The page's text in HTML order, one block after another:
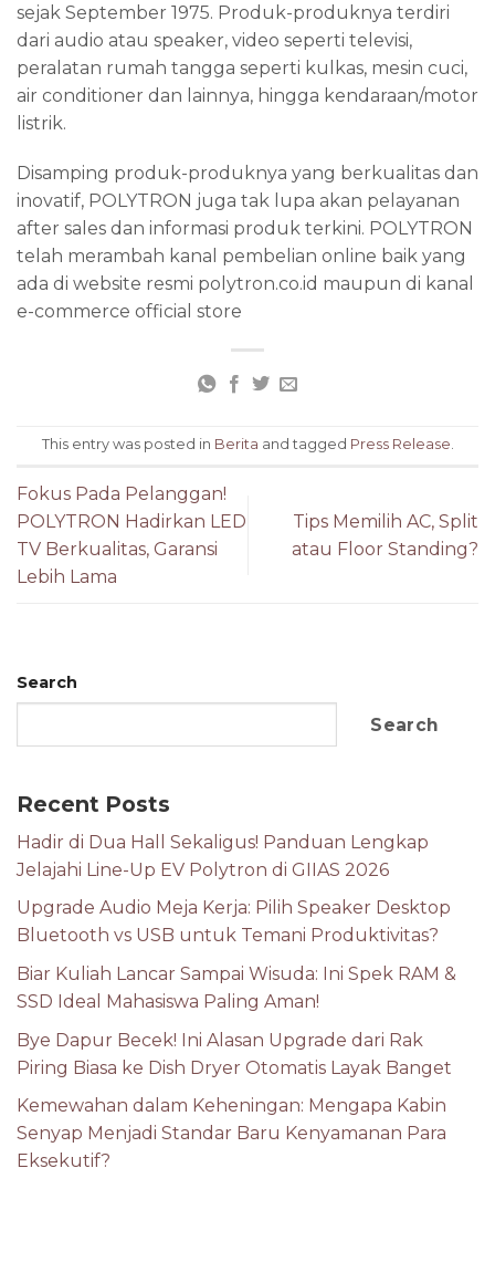
sejak September 1975. Produk-produknya terdiri
dari audio atau speaker, video seperti televisi,
peralatan rumah tangga seperti kulkas, mesin cuci,
air conditioner dan lainnya, hingga kendaraan/motor
listrik.
Disamping produk-produknya yang berkualitas dan
inovatif, POLYTRON juga tak lupa akan pelayanan
after sales dan informasi produk terkini. POLYTRON
telah merambah kanal pembelian online baik yang
ada di website resmi polytron.co.id maupun di kanal
e-commerce official store
This entry was posted in Berita and tagged Press Release.
Fokus Pada Pelanggan!
POLYTRON Hadirkan LED
TV Berkualitas, Garansi
Lebih Lama
Tips Memilih AC, Split
atau Floor Standing?
Search
Search
Recent Posts
Hadir di Dua Hall Sekaligus! Panduan Lengkap
Jelajahi Line-Up EV Polytron di GIIAS 2026
Upgrade Audio Meja Kerja: Pilih Speaker Desktop
Bluetooth vs USB untuk Temani Produktivitas?
Biar Kuliah Lancar Sampai Wisuda: Ini Spek RAM &
SSD Ideal Mahasiswa Paling Aman!
Bye Dapur Becek! Ini Alasan Upgrade dari Rak
Piring Biasa ke Dish Dryer Otomatis Layak Banget
Kemewahan dalam Keheningan: Mengapa Kabin
Senyap Menjadi Standar Baru Kenyamanan Para
Eksekutif?